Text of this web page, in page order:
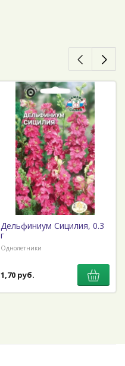
Дельфиниум Сицилия, 0.3
г
Однолетники
1,70 руб.